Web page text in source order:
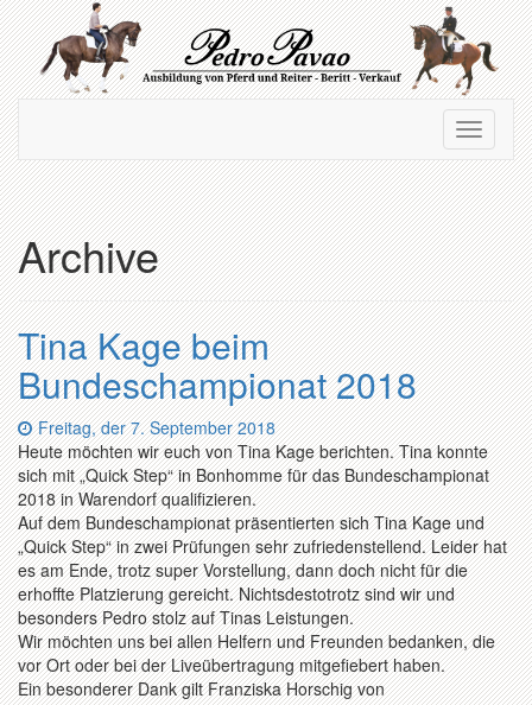
Zum
Hauptinhalt
springen
ein-/
Archive
Tina Kage beim
Bundeschampionat 2018
Datum:
Freitag, der 7. September 2018
Heute möchten wir euch von Tina Kage berichten. Tina konnte
sich mit „Quick Step“ in Bonhomme für das Bundeschampionat
2018 in Warendorf qualifizieren.
Auf dem Bundeschampionat präsentierten sich Tina Kage und
„Quick Step“ in zwei Prüfungen sehr zufriedenstellend. Leider hat
es am Ende, trotz super Vorstellung, dann doch nicht für die
erhoffte Platzierung gereicht. Nichtsdestotrotz sind wir und
besonders Pedro stolz auf Tinas Leistungen.
Wir möchten uns bei allen Helfern und Freunden bedanken, die
vor Ort oder bei der Liveübertragung mitgefiebert haben.
Ein besonderer Dank gilt Franziska Horschig von